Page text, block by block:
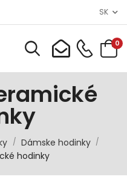
SK
0
/ Dámske hodinky /
hodinky